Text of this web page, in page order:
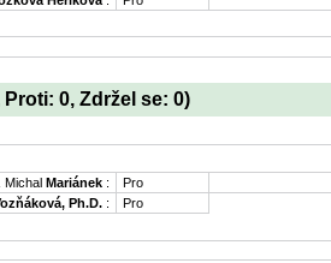
Proti: 0, Zdržel se: 0)
Michal Mariánek :
Pro
Ph.D. : Pro